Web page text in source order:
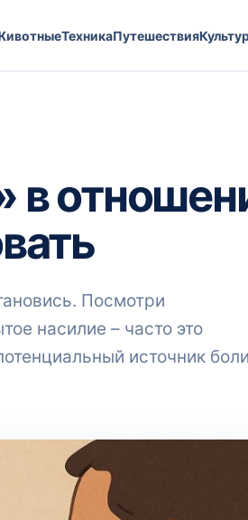
ТехникаПутешествия
в
Посмотри
насилие – часто это
источник